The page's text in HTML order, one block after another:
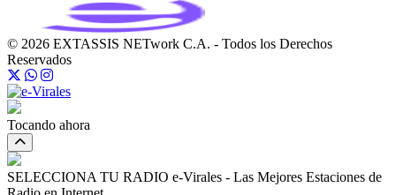
© 2026 EXTASSIS NETwork C.A. - Todos los Derechos
Reservados
Tocando ahora
SELECCIONA TU RADIO e-Virales - Las Mejores Estaciones de